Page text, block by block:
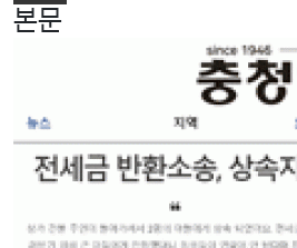
본문